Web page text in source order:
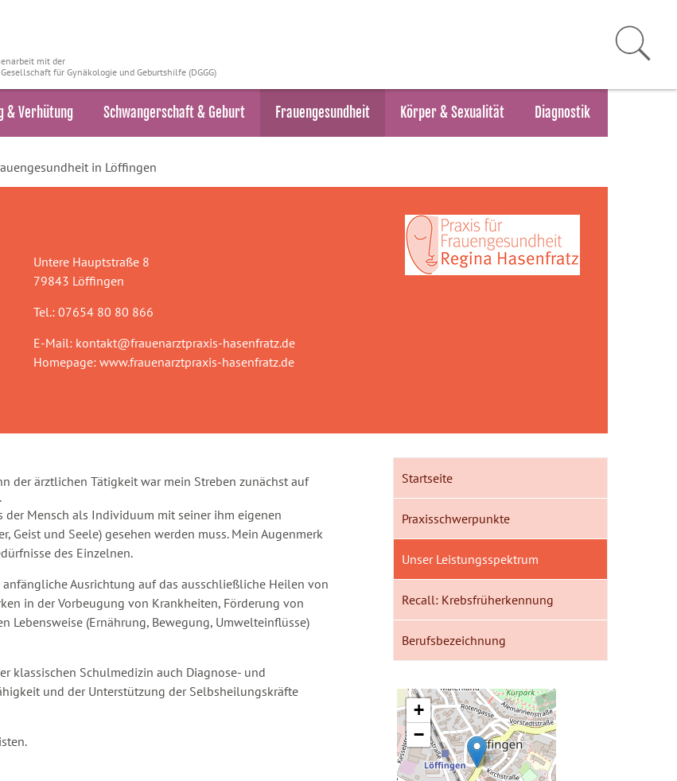
mit der
für Gynäkologie und Geburtshilfe (DGGG)
& Verhütung Schwangerschaft & Geburt Frauengesundheit Körper & Sexualität Diagnostik
in Löffingen
Untere Hauptstraße 8
79843 Löffingen
Tel.: 07654 80 80 866
E-Mail: kontakt@frauenarztpraxis-hasenfratz.de
Homepage: www.frauenarztpraxis-hasenfratz.de
der ärztlichen Tätigkeit war mein Streben zunächst auf
Mensch als Individuum mit seiner ihm eigenen
Geist und Seele) gesehen werden muss. Mein Augenmerk
des Einzelnen.
Ausrichtung auf das ausschließliche Heilen von
in der Vorbeugung von Krankheiten, Förderung von
(Ernährung, Bewegung, Umwelteinflüsse)
klassischen Schulmedizin auch Diagnose- und
und der Unterstützung der Selbsheilungskräfte
Startseite
Praxisschwerpunkte
Unser Leistungsspektrum
Recall: Krebsfrüherkennung
Berufsbezeichnung
+
−